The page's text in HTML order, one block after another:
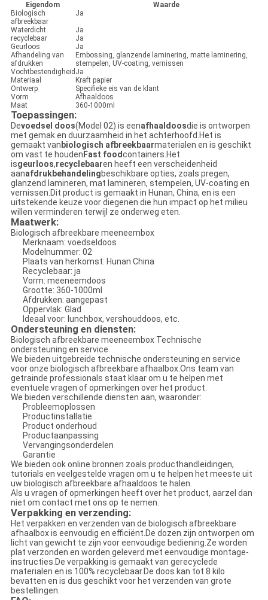
Eigendom
Waarde
Biologisch
afbreekbaar
Ja
Waterdicht
Ja
recyclebaar
Ja
Geurloos
Ja
Afhandeling van
afdrukken
Embossing, glanzende laminering, matte laminering,
stempelen, UV-coating, vernissen
Vochtbestendigheid Ja
Materiaal
Kraft papier
Ontwerp
Specifieke eis van de klant
Vorm
Afhaaldoos
Maat
360-1000ml
Toepassingen:
Devoedsel doos(Model 02) is eenafhaaldoosdie is ontworpen
met gemak en duurzaamheid in het achterhoofd.Het is
gemaakt vanbiologisch afbreekbaarmaterialen en is geschikt
om vast te houden Fast foodcontainers.Het
isgeurloos,recyclebaaren heeft een verscheidenheid
aanafdrukbehandelingbeschikbare opties, zoals pregen,
glanzend lamineren, mat lamineren, stempelen, UV-coating en
vernissen.Dit product is gemaakt in Hunan, China, en is een
uitstekende keuze voor diegenen die hun impact op het milieu
willen verminderen terwijl ze onderweg eten.
Maatwerk:
Biologisch afbreekbare meeneembox
Merknaam: voedseldoos
Modelnummer: 02
Plaats van herkomst: Hunan China
Recyclebaar: ja
Vorm: meeneemdoos
Grootte: 360-1000ml
Afdrukken: aangepast
Oppervlak: Glad
Ideaal voor: lunchbox, vershouddoos, etc.
Ondersteuning en diensten:
Biologisch afbreekbare meeneembox Technische
ondersteuning en service
We bieden uitgebreide technische ondersteuning en service
voor onze biologisch afbreekbare afhaalbox.Ons team van
getrainde professionals staat klaar om u te helpen met
eventuele vragen of opmerkingen over het product.
We bieden verschillende diensten aan, waaronder:
Probleemoplossen
Productinstallatie
Product onderhoud
Productaanpassing
Vervangingsonderdelen
Garantie
We bieden ook online bronnen zoals producthandleidingen,
tutorials en veelgestelde vragen om u te helpen het meeste uit
uw biologisch afbreekbare afhaaldoos te halen.
Als u vragen of opmerkingen heeft over het product, aarzel dan
niet om contact met ons op te nemen.
Verpakking en verzending:
Het verpakken en verzenden van de biologisch afbreekbare
afhaalbox is eenvoudig en efficiënt.De dozen zijn ontworpen om
licht van gewicht te zijn voor eenvoudige bediening.Ze worden
plat verzonden en worden geleverd met eenvoudige montage-
instructies.De verpakking is gemaakt van gerecyclede
materialen en is 100% recyclebaar.De doos kan tot 8 kilo
bevatten en is dus geschikt voor het verzenden van grote
bestellingen.